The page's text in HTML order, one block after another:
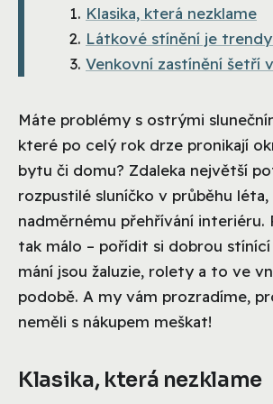
Klasika, která nezklame
Látkové stínění je
Venkovní zastínění šetří
Máte problémy s ostrými
které po celý rok drze pronikají
bytu či domu? Zdaleka největší
rozpustilé sluníčko v průběhu
nadměrnému přehřívání interiéru.
tak málo – pořídit si dobrou
mání jsou žaluzie, rolety a to ve
podobě. A my vám prozradíme,
neměli s nákupem meškat!
Klasika, která nezklame